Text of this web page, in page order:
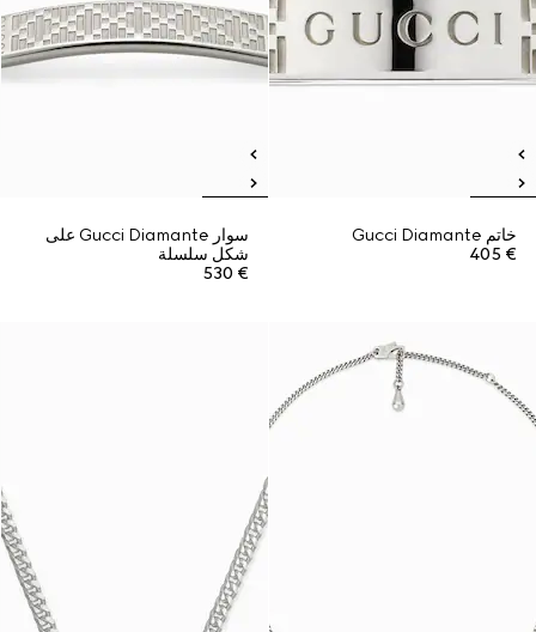
خاتم Gucci Diamante
€ 405
سوار Gucci Diamante على
شكل سلسلة
€ 530